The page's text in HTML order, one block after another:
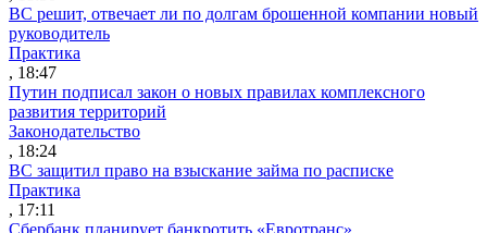
ВС решит, отвечает ли по долгам брошенной компании новый
руководитель
Практика
, 18:47
Путин подписал закон о новых правилах комплексного
развития территорий
Законодательство
, 18:24
ВС защитил право на взыскание займа по расписке
Практика
, 17:11
Сбербанк планирует банкротить «Евротранс»